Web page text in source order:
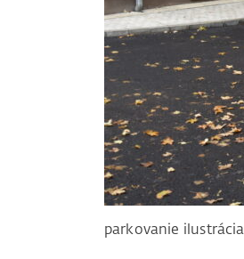
parkovanie ilustrácia